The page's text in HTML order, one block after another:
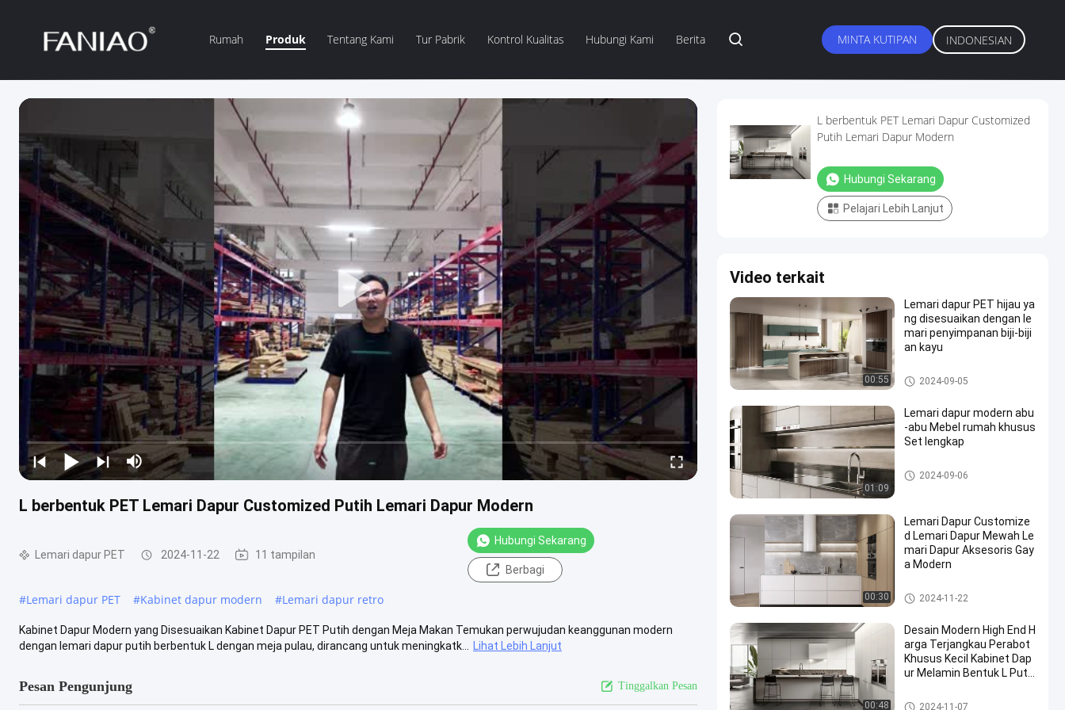
Rumah Produk Tentang Kami Tur Pabrik Kontrol Kualitas Hubungi Kami Berita MINTA KUTIPAN INDONESIAN
L berbentuk PET Lemari Dapur Customized Putih Lemari Dapur Modern
Lemari dapur PET 2024-11-22 11 tampilan
Hubungi Sekarang
Berbagi
#Lemari dapur PET #Kabinet dapur modern #Lemari dapur retro
Kabinet Dapur Modern yang Disesuaikan Kabinet Dapur PET Putih dengan Meja Makan Temukan perwujudan keanggunan modern
dengan lemari dapur putih berbentuk L dengan meja pulau, dirancang untuk meningkatk...
Lihat Lebih Lanjut
Pesan Pengunjung Tinggalkan Pesan
L berbentuk PET Lemari Dapur Customized
Putih Lemari Dapur Modern
Hubungi Sekarang
Pelajari Lebih Lanjut
Video terkait
00:55
Lemari dapur PET hijau ya
ng disesuaikan dengan le
mari penyimpanan biji-biji
an kayu
Lemari dapur PET
2024-09-05
01:09
Lemari dapur modern abu
-abu Mebel rumah khusus
Set lengkap
Lemari dapur PET
2024-09-06
00:30
Lemari Dapur Customize
d Lemari Dapur Mewah Le
mari Dapur Aksesoris Gay
a Modern
Lemari dapur PET
2024-11-22
00:48
Desain Modern High End H
arga Terjangkau Perabot
Khusus Kecil Kabinet Dap
ur Melamin Bentuk L Puti
Lemari dapur PET
2024-11-07